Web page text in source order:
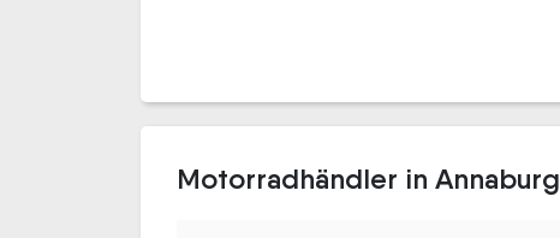
Motorradhändler in Annaburg